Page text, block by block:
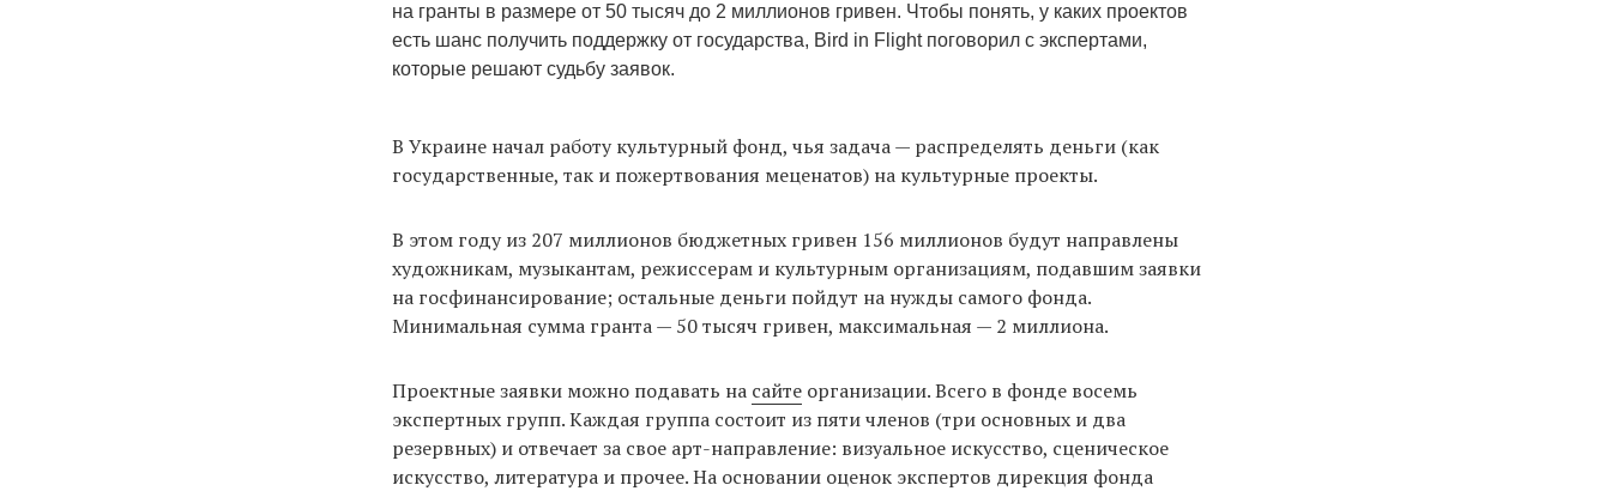
на гранты в размере от 50 тысяч до 2 миллионов гривен. Чтобы понять, у каких проектов
есть шанс получить поддержку от государства, Bird in Flight поговорил с экспертами,
которые решают судьбу заявок.
В Украине начал работу культурный фонд, чья задача — распределять деньги (как
государственные, так и пожертвования меценатов) на культурные проекты.
В этом году из 207 миллионов бюджетных гривен 156 миллионов будут направлены
художникам, музыкантам, режиссерам и культурным организациям, подавшим заявки
на госфинансирование; остальные деньги пойдут на нужды самого фонда.
Минимальная сумма гранта — 50 тысяч гривен, максимальная — 2 миллиона.
Проектные заявки можно подавать на сайте организации. Всего в фонде восемь
экспертных групп. Каждая группа состоит из пяти членов (три основных и два
резервных) и отвечает за свое арт-направление: визуальное искусство, сценическое
искусство, литература и прочее. На основании оценок экспертов дирекция фонда